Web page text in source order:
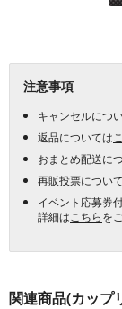
注意事項
キャンセルにつ
返品については
おまとめ配送に
再販投票につい
イベント応募券
詳細は こちらを
関連商品(カップ